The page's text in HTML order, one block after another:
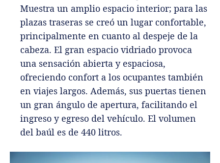
Muestra un amplio espacio interior; para las
plazas traseras se creó un lugar confortable,
principalmente en cuanto al despeje de la
cabeza. El gran espacio vidriado provoca
una sensación abierta y espaciosa,
ofreciendo confort a los ocupantes también
en viajes largos. Además, sus puertas tienen
un gran ángulo de apertura, facilitando el
ingreso y egreso del vehículo. El volumen
del baúl es de 440 litros.